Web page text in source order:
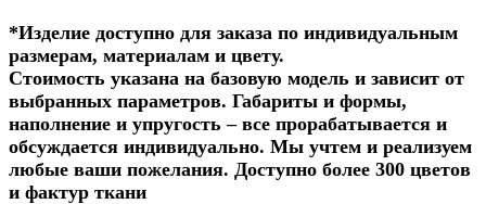
*Изделие доступно для заказа по индивидуальным
размерам, материалам и цвету.
Стоимость указана на базовую модель и зависит от
выбранных параметров. Габариты и формы,
наполнение и упругость – все прорабатывается и
обсуждается индивидуально. Мы учтем и реализуем
любые ваши пожелания. Доступно более 300 цветов
и фактур ткани